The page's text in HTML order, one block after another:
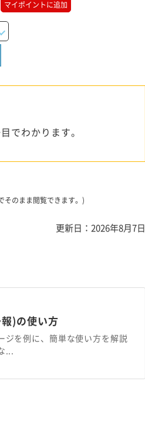
マイポイントに追加
でわかります。
そのまま閲覧できます。)
更新日：2026年8月7日
)の使い方
ジを例に、簡単な使い方を解説